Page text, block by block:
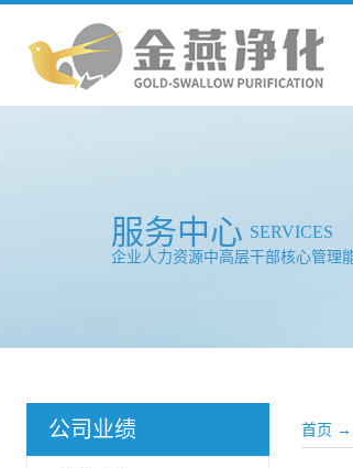
服务中心 SERVICES
企业人力资源中高层干部核心管理
公司业绩 首页 →